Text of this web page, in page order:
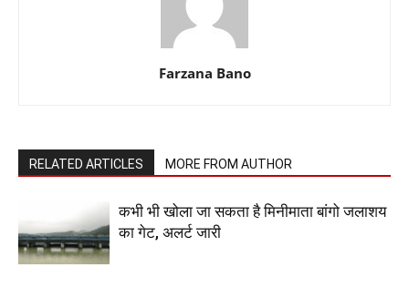
Farzana Bano
RELATED ARTICLES MORE FROM AUTHOR
कभी भी खोला जा सकता है मिनीमाता बांगो जलाशय
का गेट, अलर्ट जारी